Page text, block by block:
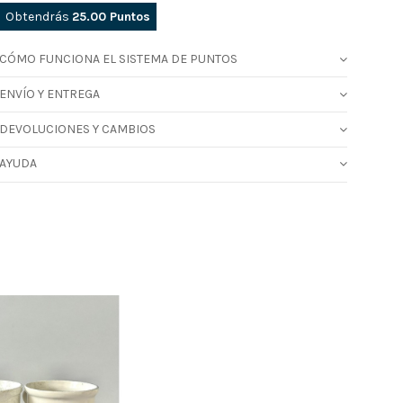
Obtendrás 25.00 Puntos
CÓMO FUNCIONA EL SISTEMA DE PUNTOS
ENVÍO Y ENTREGA
DEVOLUCIONES Y CAMBIOS
AYUDA